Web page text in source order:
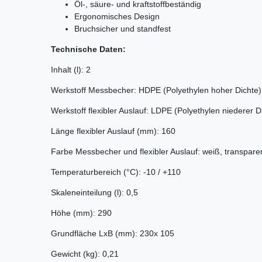
Öl-, säure- und kraftstoffbeständig
Ergonomisches Design
Bruchsicher und standfest
Technische Daten:
Inhalt (l): 2
Werkstoff Messbecher: HDPE (Polyethylen hoher Dichte)
Werkstoff flexibler Auslauf: LDPE (Polyethylen niederer
Länge flexibler Auslauf (mm): 160
Farbe Messbecher und flexibler Auslauf: weiß,
Temperaturbereich (°C): -10 / +110
Skaleneinteilung (l): 0,5
Höhe (mm): 290
Grundfläche LxB (mm): 230x 105
Gewicht (kg): 0,21